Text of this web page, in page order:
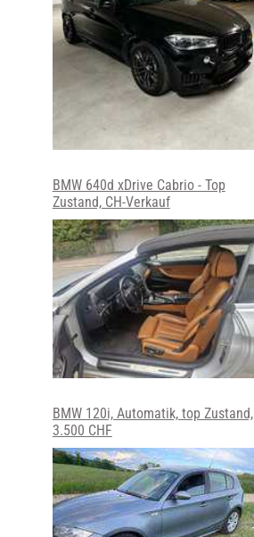
BMW 640d xDrive Cabrio - Top
Zustand, CH-Verkauf
BMW 120i, Automatik, top Zustand,
3.500 CHF